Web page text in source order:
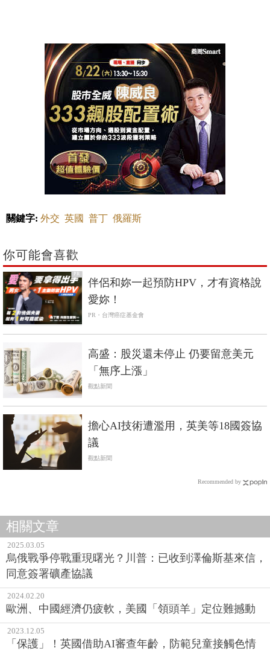
關鍵字: 外交 英國 普丁 俄羅斯
你可能會喜歡
PR
伴侶和妳一起預防HPV，才有資格說
愛妳！
PR・台灣癌症基金會
高盛：股災還未停止 仍要留意美元
「無序上漲」
觀點新聞
擔心AI技術遭濫用，英美等18國簽協
議
觀點新聞
Recommended by
相關文章
2025.03.05
烏俄戰爭停戰重現曙光？川普：已收到澤倫斯基來信，
同意簽署礦產協議
2024.02.20
歐洲、中國經濟仍疲軟，美國「領頭羊」定位難撼動
2023.12.05
「保護」！英國借助AI審查年齡，防範兒童接觸色情